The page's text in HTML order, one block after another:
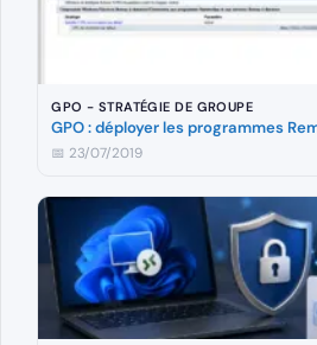
GPO - STRATÉGIE DE GROUPE
GPO : déployer les programmes
📅 23/07/2019